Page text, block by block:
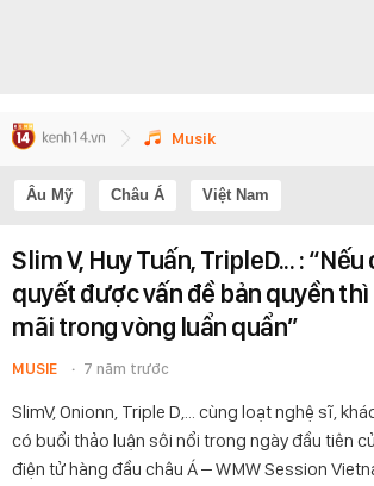
Musik
Âu Mỹ Châu Á Việt Nam
Slim V, Huy Tuấn, TripleD... :
quyết được vấn đề bản quyền thì
mãi trong vòng luẩn quẩn”
MUSIE 7 năm trước
SlimV, Onionn, Triple D,… cùng loạt nghệ sĩ,
có buổi thảo luận sôi nổi trong ngày đầu tiên
điện tử hàng đầu châu Á – WMW Session